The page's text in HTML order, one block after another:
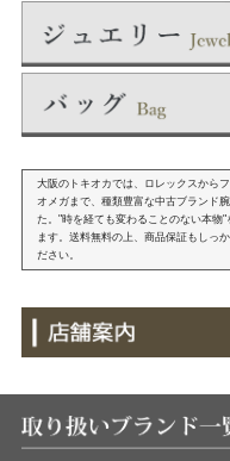
大阪のトキオカでは、ロレックスから
オメガまで、種類豊富な中古ブランド
た。"時を経ても変わることのない本物
ます。送料無料の上、商品保証もしっ
ださい。